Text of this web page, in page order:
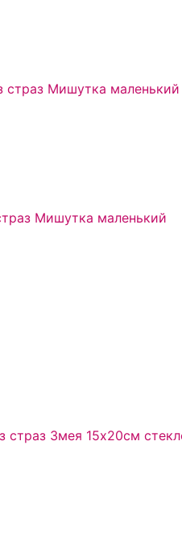
Мишутка маленький